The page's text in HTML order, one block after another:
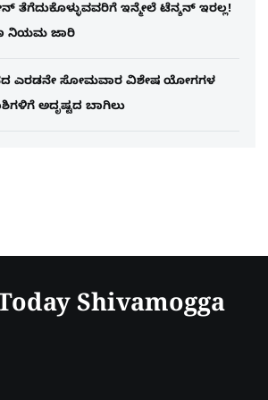
ತೆಗೆದುಕೊಳ್ಳುವವರಿಗೆ ಇನ್ಮೇಲೆ ಟೆನ್ಶನ್​ ಇರಲ್ಲ!
ನಿಯಮ ಜಾರಿ
ಎರಡನೇ ಸೋಮವಾರ ವಿಶೇಷ ಯೋಗಗಳ
ಅದೃಷ್ಟದ ಬಾಗಿಲು
Shivamogga